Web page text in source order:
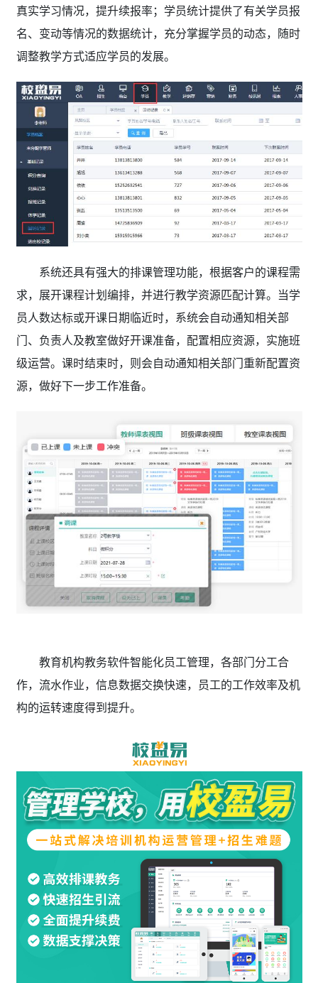
真实学习情况，提升续报率；学员统计提供了有关学员报
名、变动等情况的数据统计，充分掌握学员的动态，随时
调整教学方式适应学员的发展。
系统还具有强大的排课管理功能，根据客户的课程需
求，展开课程计划编排，并进行教学资源匹配计算。当学
员人数达标或开课日期临近时，系统会自动通知相关部
门、负责人及教室做好开课准备，配置相应资源，实施班
级运营。课时结束时，则会自动通知相关部门重新配置资
源，做好下一步工作准备。
教育机构教务软件智能化员工管理，各部门分工合
作，流水作业，信息数据交换快速，员工的工作效率及机
构的运转速度得到提升。